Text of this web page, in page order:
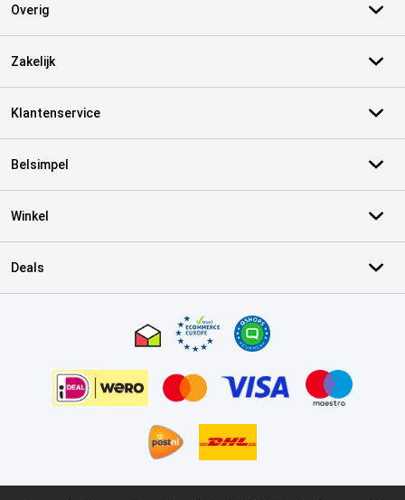
Overig
Zakelijk
Klantenservice
Belsimpel
Winkel
Deals